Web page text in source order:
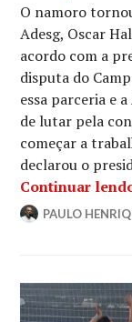
O namoro
Adesg, Oscar
acordo com a
disputa do
essa parceria e
de lutar pela
começar a
declarou o
Continuar
PAULO